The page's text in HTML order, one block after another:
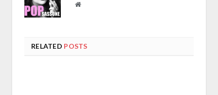
Website
RELATED POSTS